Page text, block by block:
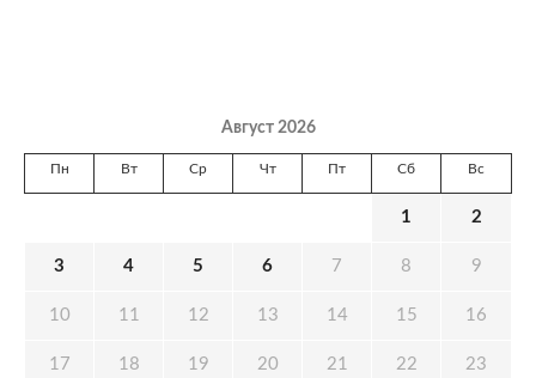
Август 2026
Пн Вт Ср Чт Пт Сб Вс
1 2
3 4 5 6 7 8 9
10 11 12 13 14 15 16
17 18 19 20 21 22 23